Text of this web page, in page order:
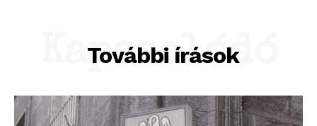
További írások
Kapcsolódó